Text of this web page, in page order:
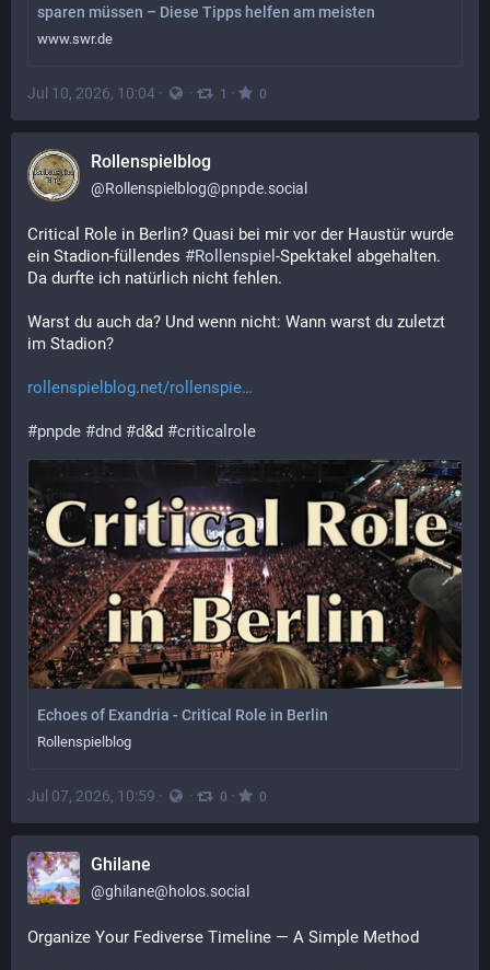
sparen müssen – Diese Tipps helfen am meisten
www.swr.de
Jul 10, 2026, 10:04 · · 1 · 0
Rollenspielblog
@Rollenspielblog@pnpde.social
Critical Role in Berlin? Quasi bei mir vor der Haustür wurde
ein Stadion-füllendes #Rollenspiel -Spektakel abgehalten.
Da durfte ich natürlich nicht fehlen.
Warst du auch da? Und wenn nicht: Wann warst du zuletzt
im Stadion?
rollenspielblog.net/rollenspie
#pnpde #dnd #d&d #criticalrole
Echoes of Exandria - Critical Role in Berlin
Rollenspielblog
Jul 07, 2026, 10:59 · · 0 · 0
Ghilane
@ghilane@holos.social
Organize Your Fediverse Timeline — A Simple Method